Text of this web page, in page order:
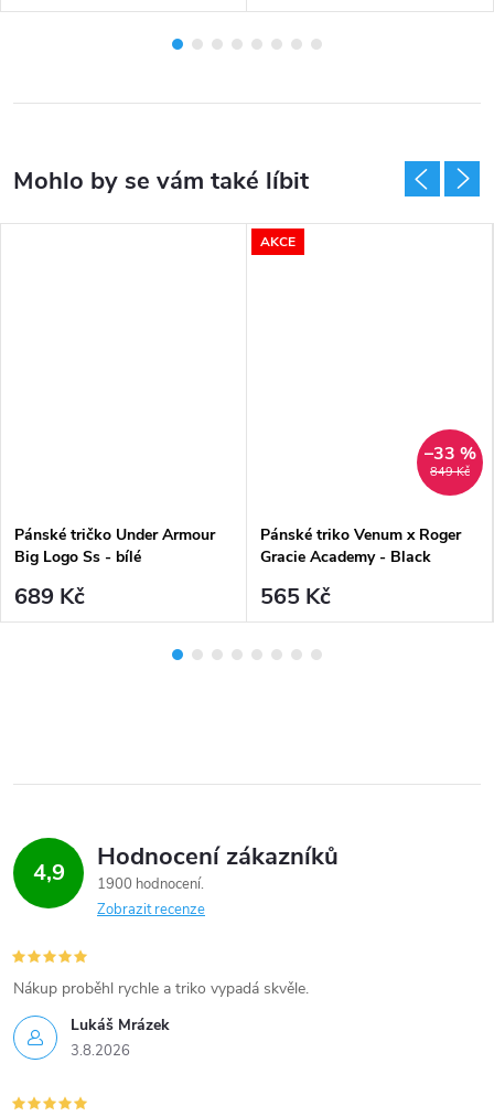
Pánské tričko Under Armour
Big Logo Ss - bílé
689 Kč
AKCE
849 Kč
–33 %
Pánské triko Venum x Roger
Gracie Academy - Black
565 Kč
4,9 Hodnocení zákazníků
1900 hodnocení
Zobrazit recenze
Lukáš Mrázek
3.8.2026
Nákup proběhl rychle a triko vypadá skvěle.